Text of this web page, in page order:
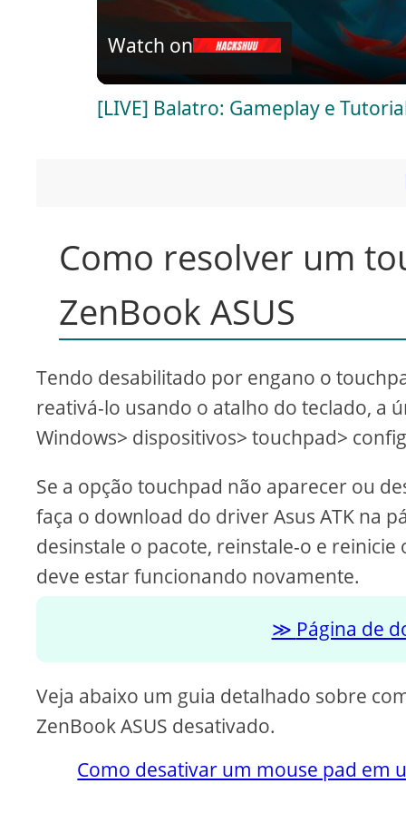
a
y
d
e
o
Watch on
[LIVE] Balatro: Gameplay e
Como resolver um
ZenBook ASUS
Tendo desabilitado por engano o
reativá-lo usando o atalho do teclado, a
Windows> dispositivos> touchpad>
Se a opção touchpad não aparecer ou
faça o download do driver Asus ATK na
desinstale o pacote, reinstale-o e
deve estar funcionando novamente.
Página de
Veja abaixo um guia detalhado sobre
ZenBook ASUS desativado.
Como desativar um mouse pad em